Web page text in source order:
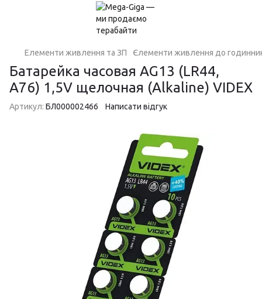
Елементи живлення та ЗП Єлементи живлення до
Батарейка часовая AG13 (LR44,
A76) 1,5V щелочная (Alkaline) VIDEX
Артикул: БЛ000002466 Написати відгук